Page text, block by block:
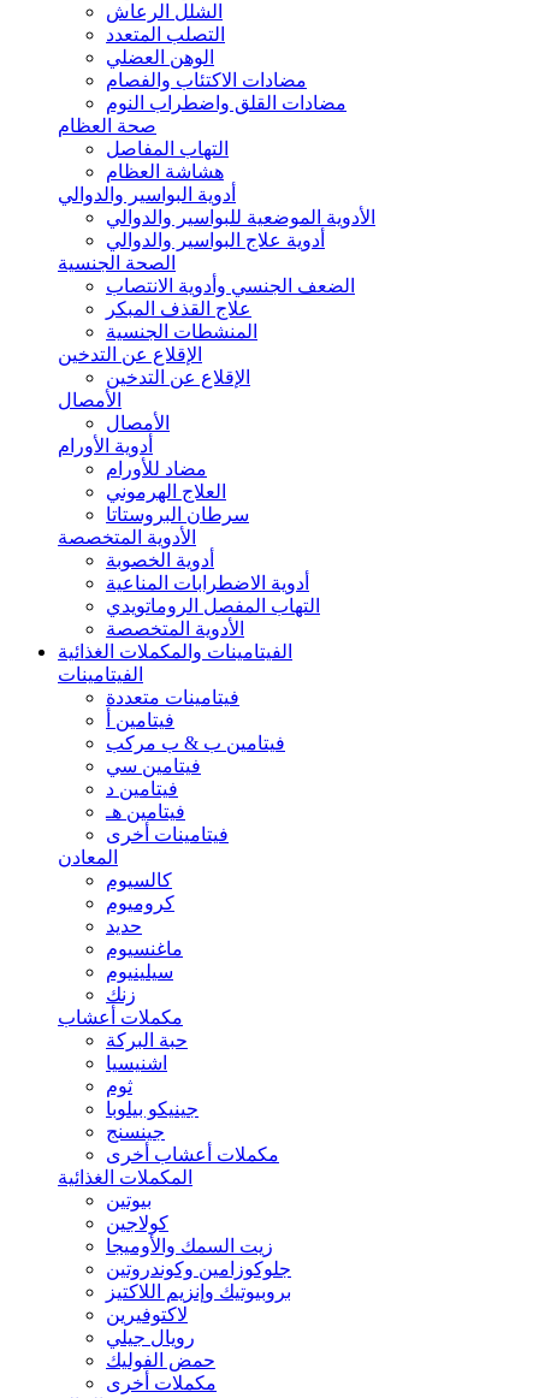
الشلل الرعاش
التصلب المتعدد
الوهن العضلي
مضادات الاكتئاب والفصام
مضادات القلق واضطراب النوم
صحة العظام
التهاب المفاصل
هشاشة العظام
أدوية البواسير والدوالي
الأدوية الموضعية للبواسير والدوالي
أدوية علاج البواسير والدوالي
الصحة الجنسية
الضعف الجنسي وأدوية الانتصاب
علاج القذف المبكر
المنشطات الجنسية
الإقلاع عن التدخين
الإقلاع عن التدخين
الأمصال
الأمصال
أدوية الأورام
مضاد للأورام
العلاج الهرموني
سرطان البروستاتا
الأدوية المتخصصة
أدوية الخصوبة
أدوية الاضطرابات المناعية
التهاب المفصل الروماتويدي
الأدوية المتخصصة
الفيتامينات والمكملات الغذائية
الفيتامينات
فيتامينات متعددة
فيتامين أ
فيتامين ب & ب مركب
فيتامين سي
فيتامين د
فيتامين هـ
فيتامينات أخرى
المعادن
كالسيوم
كروميوم
حديد
ماغنسيوم
سيلينيوم
زنك
مكملات أعشاب
حبة البركة
اشنيسيا
ثوم
جينيكو بيلوبا
جينسنج
مكملات أعشاب أخرى
المكملات الغذائية
بيوتين
كولاجين
زيت السمك والأوميجا
جلوكوزامين وكوندروتين
بروبيوتيك وإنزيم اللاكتيز
لاكتوفيرين
رويال جيلي
حمض الفوليك
مكملات أخرى